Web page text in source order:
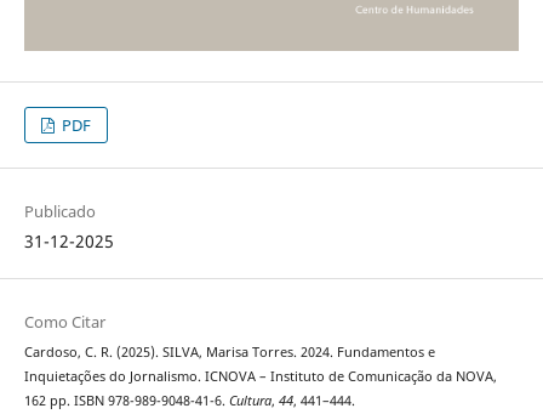
PDF
Publicado
31-12-2025
Como Citar
Cardoso, C. R. (2025). SILVA, Marisa Torres. 2024. Fundamentos e
Inquietações do Jornalismo. ICNOVA – Instituto de Comunicação da NOVA,
162 pp. ISBN 978-989-9048-41-6. Cultura, 44, 441–444.